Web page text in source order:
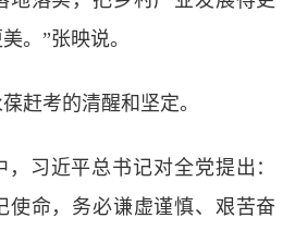
。”张映说。
赶考的清醒和坚定。
习近平总书记对全党提出：
使命，务必谦虚谨慎、艰苦奋